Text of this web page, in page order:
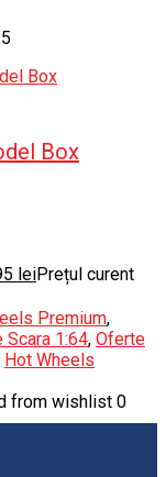
5
Box
leiPrețul curent
Premium,
Scara 1:64, Oferte
Hot Wheels
from wishlist 0